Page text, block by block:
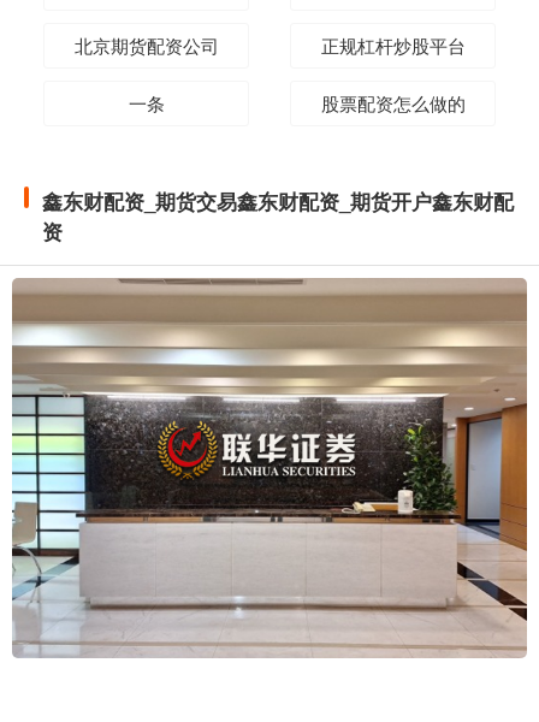
北京期货配资公司 正规杠杆炒股平台
一条 股票配资怎么做的
鑫东财配资_期货交易鑫东财配资_期货开户鑫东财配
资